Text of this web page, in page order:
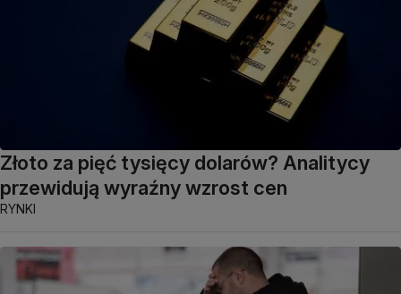
Złoto za pięć tysięcy dolarów? Analitycy
przewidują wyraźny wzrost cen
RYNKI